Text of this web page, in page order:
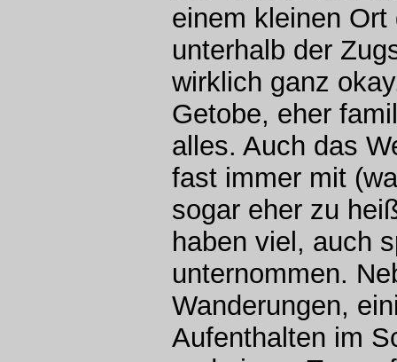
einem kleinen Ort
unterhalb der
wirklich ganz
Getobe, eher
alles. Auch das
fast immer mit
sogar eher zu
haben viel, auch
unternommen.
Wanderungen,
Aufenthalten im